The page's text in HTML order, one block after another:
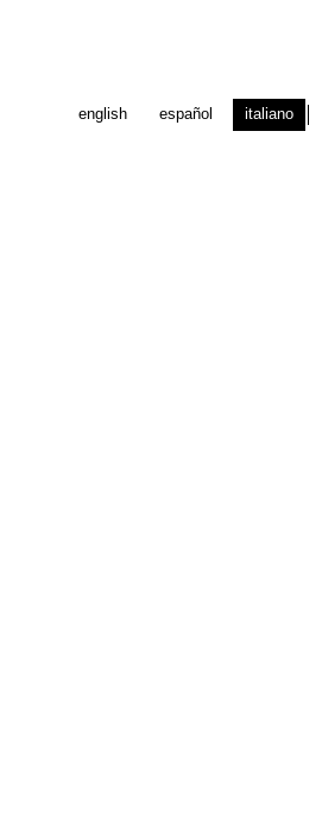
english español italiano